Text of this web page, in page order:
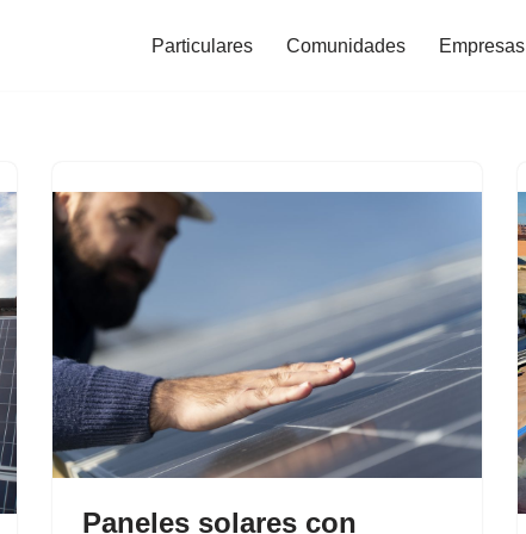
Particulares Comunidades Empresas
Paneles solares con